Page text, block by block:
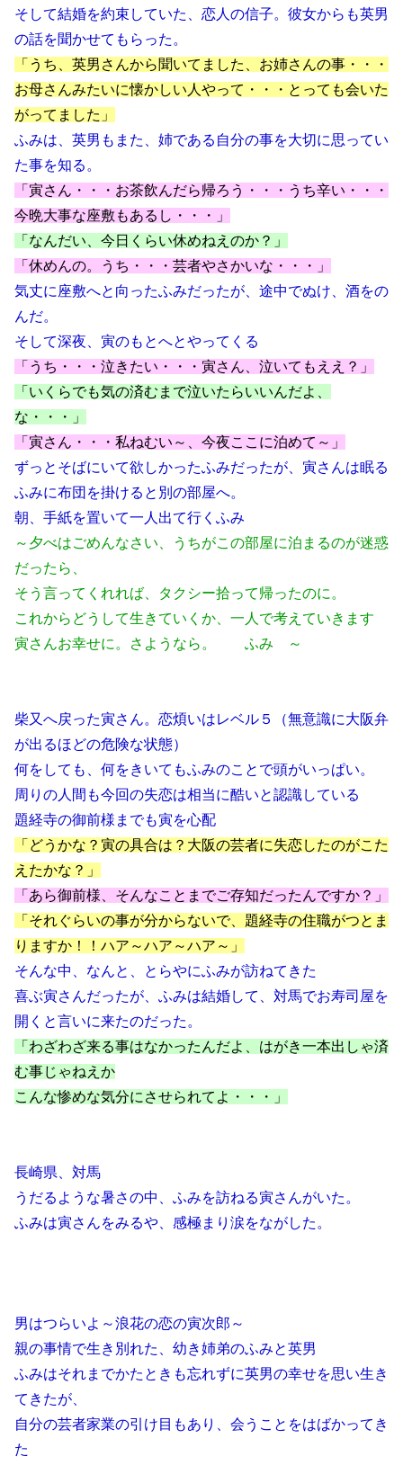
そして結婚を約束していた、恋人の信子。彼女からも英男
の話を聞かせてもらった。
「うち、英男さんから聞いてました、お姉さんの事・・・
お母さんみたいに懐かしい人やって・・・とっても会いた
がってました」
ふみは、英男もまた、姉である自分の事を大切に思ってい
た事を知る。
「寅さん・・・お茶飲んだら帰ろう・・・うち辛い・・・
今晩大事な座敷もあるし・・・」
「なんだい、今日くらい休めねえのか？」
「休めんの。うち・・・芸者やさかいな・・・」
気丈に座敷へと向ったふみだったが、途中でぬけ、酒をの
んだ。
そして深夜、寅のもとへとやってくる
「うち・・・泣きたい・・・寅さん、泣いてもええ？」
「いくらでも気の済むまで泣いたらいいんだよ、
な・・・」
「寅さん・・・私ねむい～、今夜ここに泊めて～」
ずっとそばにいて欲しかったふみだったが、寅さんは眠る
ふみに布団を掛けると別の部屋へ。
朝、手紙を置いて一人出て行くふみ
～夕べはごめんなさい、うちがこの部屋に泊まるのが迷惑
だったら、
そう言ってくれれば、タクシー拾って帰ったのに。
これからどうして生きていくか、一人で考えていきます
寅さんお幸せに。さようなら。 ふみ ～
柴又へ戻った寅さん。恋煩いはレベル５（無意識に大阪弁
が出るほどの危険な状態）
何をしても、何をきいてもふみのことで頭がいっぱい。
周りの人間も今回の失恋は相当に酷いと認識している
題経寺の御前様までも寅を心配
「どうかな？寅の具合は？大阪の芸者に失恋したのがこた
えたかな？」
「あら御前様、そんなことまでご存知だったんですか？」
「それぐらいの事が分からないで、題経寺の住職がつとま
りますか！！ハア～ハア～ハア～」
そんな中、なんと、とらやにふみが訪ねてきた
喜ぶ寅さんだったが、ふみは結婚して、対馬でお寿司屋を
開くと言いに来たのだった。
「わざわざ来る事はなかったんだよ、はがき一本出しゃ済
む事じゃねえか
こんな惨めな気分にさせられてよ・・・」
長崎県、対馬
うだるような暑さの中、ふみを訪ねる寅さんがいた。
ふみは寅さんをみるや、感極まり涙をながした。
男はつらいよ～浪花の恋の寅次郎～
親の事情で生き別れた、幼き姉弟のふみと英男
ふみはそれまでかたときも忘れずに英男の幸せを思い生き
てきたが、
自分の芸者家業の引け目もあり、会うことをはばかってき
た